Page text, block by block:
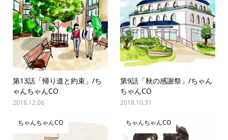
第13話「帰り道と約束」/ち
ゃんちゃんCO
2018.12.06
第9話「秋の感謝祭」/ちゃん
ちゃんCO
2018.10.31
ちゃんちゃんCO ちゃんちゃんCO